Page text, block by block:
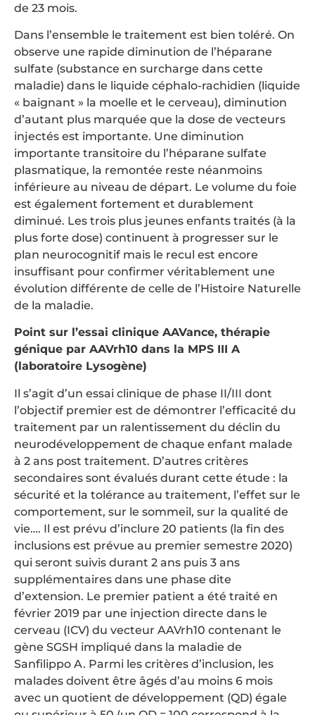
de 23 mois.
Dans l’ensemble le traitement est bien toléré. On
observe une rapide diminution de l’héparane
sulfate (substance en surcharge dans cette
maladie) dans le liquide céphalo-rachidien (liquide
« baignant » la moelle et le cerveau), diminution
d’autant plus marquée que la dose de vecteurs
injectés est importante. Une diminution
importante transitoire du l’héparane sulfate
plasmatique, la remontée reste néanmoins
inférieure au niveau de départ. Le volume du foie
est également fortement et durablement
diminué. Les trois plus jeunes enfants traités (à la
plus forte dose) continuent à progresser sur le
plan neurocognitif mais le recul est encore
insuffisant pour confirmer véritablement une
évolution différente de celle de l’Histoire Naturelle
de la maladie.
Point sur l’essai clinique AAVance, thérapie
génique par AAVrh10 dans la MPS III A
(laboratoire Lysogène)
Il s’agit d’un essai clinique de phase II/III dont
l’objectif premier est de démontrer l’efficacité du
traitement par un ralentissement du déclin du
neurodéveloppement de chaque enfant malade
à 2 ans post traitement. D’autres critères
secondaires sont évalués durant cette étude : la
sécurité et la tolérance au traitement, l’effet sur le
comportement, sur le sommeil, sur la qualité de
vie…. Il est prévu d’inclure 20 patients (la fin des
inclusions est prévue au premier semestre 2020)
qui seront suivis durant 2 ans puis 3 ans
supplémentaires dans une phase dite
d’extension. Le premier patient a été traité en
février 2019 par une injection directe dans le
cerveau (ICV) du vecteur AAVrh10 contenant le
gène SGSH impliqué dans la maladie de
Sanfilippo A. Parmi les critères d’inclusion, les
malades doivent être âgés d’au moins 6 mois
avec un quotient de développement (QD) égale